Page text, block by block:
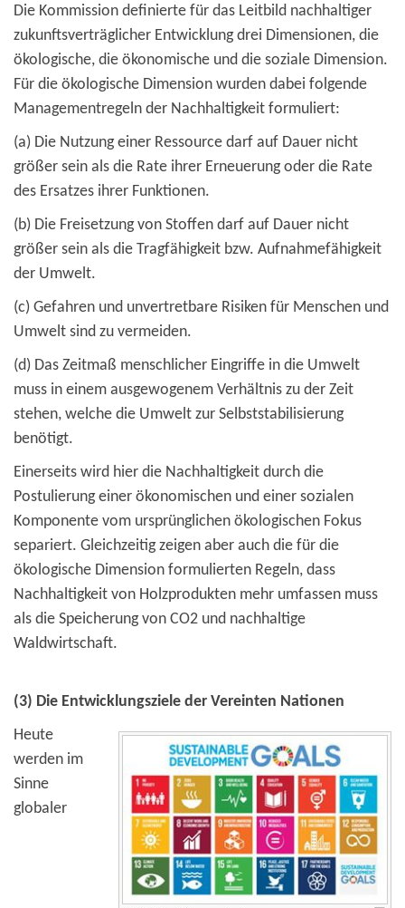
Die Kommission definierte für das Leitbild nachhaltiger
zukunftsverträglicher Entwicklung drei Dimensionen, die
ökologische, die ökonomische und die soziale Dimension.
Für die ökologische Dimension wurden dabei folgende
Managementregeln der Nachhaltigkeit formuliert:
(a) Die Nutzung einer Ressource darf auf Dauer nicht
größer sein als die Rate ihrer Erneuerung oder die Rate
des Ersatzes ihrer Funktionen.
(b) Die Freisetzung von Stoffen darf auf Dauer nicht
größer sein als die Tragfähigkeit bzw. Aufnahmefähigkeit
der Umwelt.
(c) Gefahren und unvertretbare Risiken für Menschen und
Umwelt sind zu vermeiden.
(d) Das Zeitmaß menschlicher Eingriffe in die Umwelt
muss in einem ausgewogenem Verhältnis zu der Zeit
stehen, welche die Umwelt zur Selbststabilisierung
benötigt.
Einerseits wird hier die Nachhaltigkeit durch die
Postulierung einer ökonomischen und einer sozialen
Komponente vom ursprünglichen ökologischen Fokus
separiert. Gleichzeitig zeigen aber auch die für die
ökologische Dimension formulierten Regeln, dass
Nachhaltigkeit von Holzprodukten mehr umfassen muss
als die Speicherung von CO2 und nachhaltige
Waldwirtschaft.
(3) Die Entwicklungsziele der Vereinten Nationen
Heute
werden im
Sinne
globaler